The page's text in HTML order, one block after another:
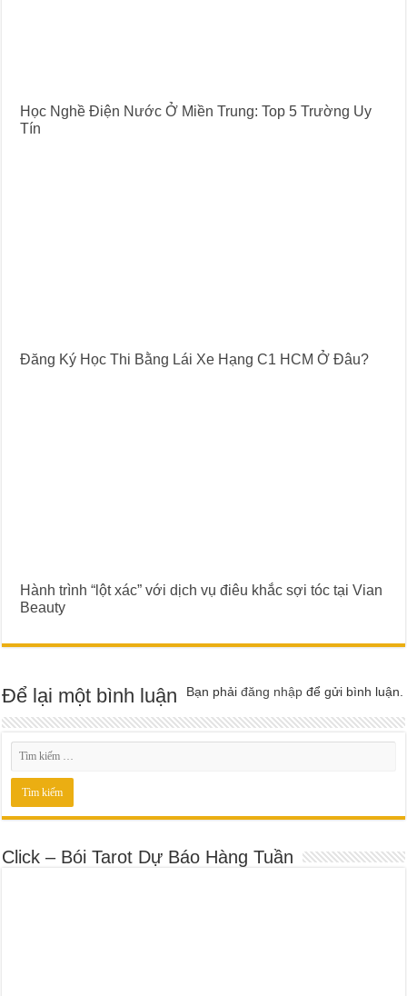
Học Nghề Điện Nước Ở Miền Trung: Top 5 Trường Uy
Tín
Đăng Ký Học Thi Bằng Lái Xe Hạng C1 HCM Ở Đâu?
Hành trình “lột xác” với dịch vụ điêu khắc sợi tóc tại Vian
Beauty
Để lại một bình luận Bạn phảiđăng nhập để gửi bình luận.
Click – Bói Tarot Dự Báo Hàng Tuần